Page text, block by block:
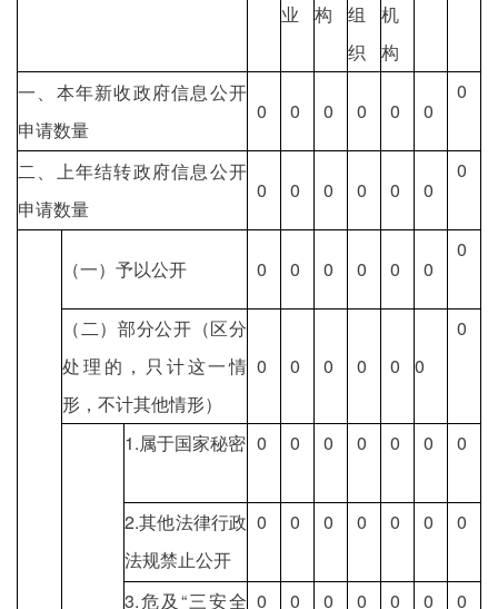
业
构
组
织
机
构
一、本年新收政府信息公开
申请数量
0 0 0 0 0 0
0
二、上年结转政府信息公开
申请数量
0 0 0 0 0 0
0
（一）予以公开 0 0 0 0 0 0
0
（二）部分公开（区分
处理的，只计这一情
形，不计其他情形）
0 0 0 0 0 0
0
1.属于国家秘密 0 0 0 0 0 0 0
2.其他法律行政
法规禁止公开
0 0 0 0 0 0 0
3.危及“三安全 0 0 0 0 0 0 0